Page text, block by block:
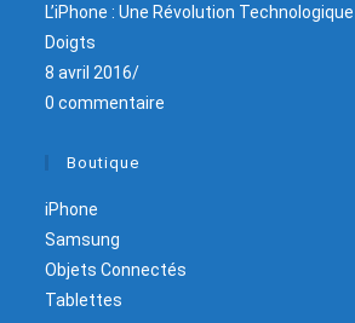
L’iPhone : Une Révolution
Doigts
8 avril 2016/
0 commentaire
Boutique
iPhone
Samsung
Objets Connectés
Tablettes